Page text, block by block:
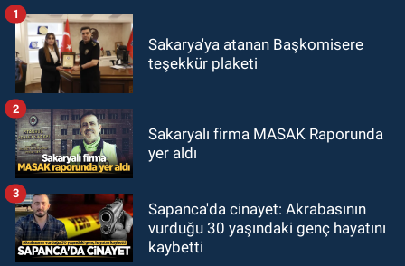
Sakarya'ya atanan Başkomisere
teşekkür plaketi
1
Sakaryalı firma MASAK Raporunda
yer aldı
2
Sapanca'da cinayet: Akrabasının
vurduğu 30 yaşındaki genç hayatını
kaybetti
3